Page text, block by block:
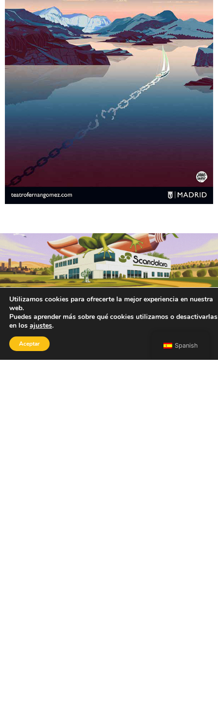
Spanish
Utilizamos cookies para ofrecerte la mejor experiencia en nuestra
web.
Puedes aprender más sobre qué cookies utilizamos o desactivarlas
en los ajustes.
Aceptar